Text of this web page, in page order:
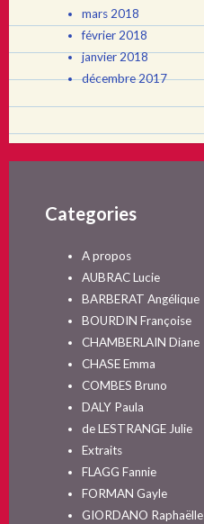
mars 2018
février 2018
janvier 2018
décembre 2017
Categories
A propos
AUBRAC Lucie
BARBERAT Angélique
BOURDIN Françoise
CHAMBERLAIN Diane
CHASE Emma
COMBES Bruno
DALY Paula
de LESTRANGE Julie
Extraits
FLAGG Fannie
FORMAN Gayle
GIORDANO Raphaëlle